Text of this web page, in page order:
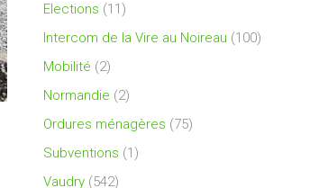
Elections (11)
Intercom de la Vire au Noireau (100)
Mobilité (2)
Normandie (2)
Ordures ménagères (75)
Subventions (1)
Vaudry (542)